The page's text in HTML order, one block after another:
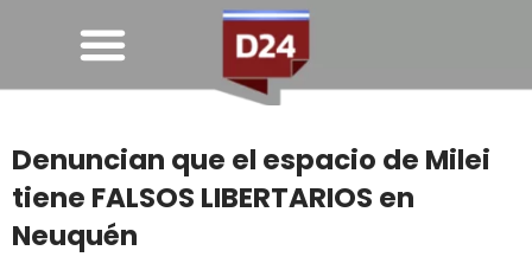
Denuncian que el espacio de Milei
tiene FALSOS LIBERTARIOS en
Neuquén